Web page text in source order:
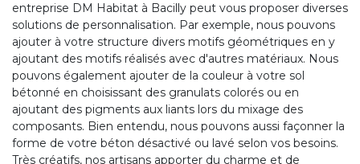
entreprise DM Habitat à Bacilly peut vous proposer diverses
solutions de personnalisation. Par exemple, nous pouvons
ajouter à votre structure divers motifs géométriques en y
ajoutant des motifs réalisés avec d'autres matériaux. Nous
pouvons également ajouter de la couleur à votre sol
bétonné en choisissant des granulats colorés ou en
ajoutant des pigments aux liants lors du mixage des
composants. Bien entendu, nous pouvons aussi façonner la
forme de votre béton désactivé ou lavé selon vos besoins.
Très créatifs, nos artisans apporter du charme et de